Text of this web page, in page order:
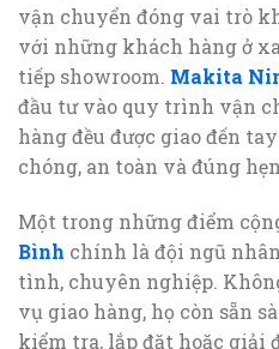
vận chuyển đóng vai trò
với những khách hàng ở
tiếp showroom. Makita
đầu tư vào quy trình vận
hàng đều được giao đến
chóng, an toàn và đúng
Một trong những điểm
Bình chính là đội ngũ
tình, chuyên nghiệp.
vụ giao hàng, họ còn sẵn
kiểm tra, lắp đặt hoặc giải